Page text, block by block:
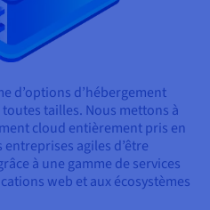
d’options d’hébergement
tailles. Nous mettons à
cloud entièrement pris en
agiles d’être
à une gamme de services
web et aux écosystèmes